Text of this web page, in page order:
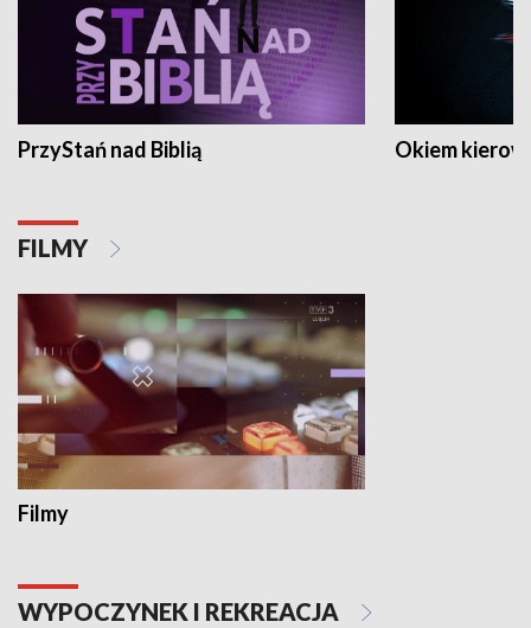
PrzyStań nad Biblią Okiem
FILMY
Filmy
WYPOCZYNEK I REKREACJA